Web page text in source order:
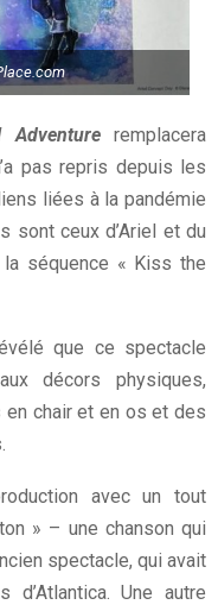
remplacera
pas repris depuis les
liées à la pandémie
sont ceux d’Ariel et du
séquence « Kiss the
que ce spectacle
décors physiques,
chair et en os et des
avec un tout
» – une chanson qui
spectacle, qui avait
Une autre